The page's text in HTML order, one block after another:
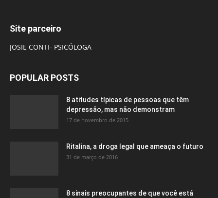
Site parceiro
JOSIE CONTI- PSICÓLOGA
POPULAR POSTS
8 atitudes típicas de pessoas que têm
depressão, mas não demonstram
17 de novembro de 2015
Ritalina, a droga legal que ameaça o futuro
31 de março de 2016
8 sinais preocupantes de que você está